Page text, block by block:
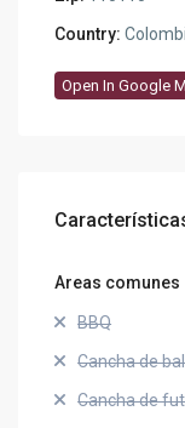
Country:
Open In Google
Areas comunes
BBQ
Cancha de
Cancha de